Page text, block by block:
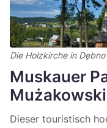
Die Holzkirche in Dębno
Muskauer
Mużakowski
Dieser touristisch